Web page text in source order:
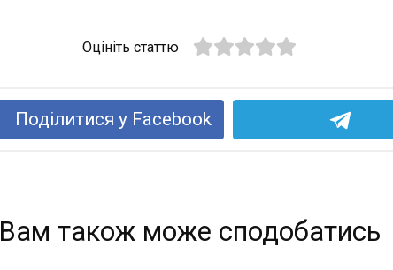
Оцініть статтю
Поділитися у Facebook
Вам також може сподобатись